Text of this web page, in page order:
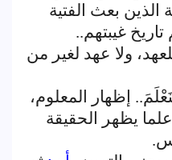
الذين بعث الفتية
غيبتهم..
ولا عهد لغير من
إظهار المعلوم،
يظهر الحقيقة